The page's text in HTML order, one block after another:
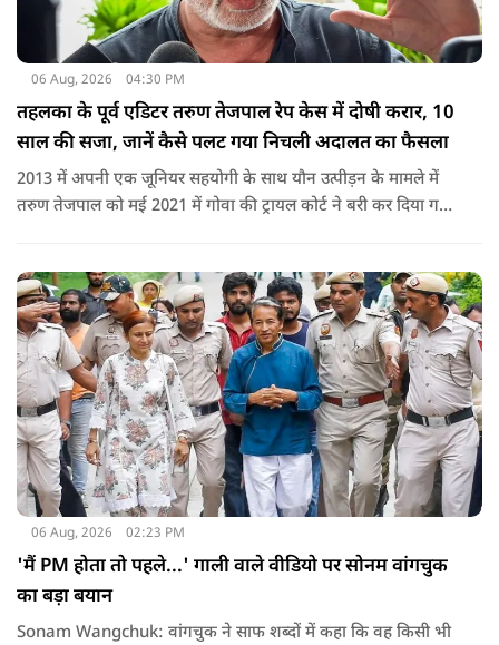
06 Aug, 2026 04:30 PM
तहलका के पूर्व एडिटर तरुण तेजपाल रेप केस में दोषी करार, 10
साल की सजा, जानें कैसे पलट गया निचली अदालत का फैसला
2013 में अपनी एक जूनियर सहयोगी के साथ यौन उत्पीड़न के मामले में
तरुण तेजपाल को मई 2021 में गोवा की ट्रायल कोर्ट ने बरी कर दिया गया
06 Aug, 2026 02:23 PM
'मैं PM होता तो पहले...' गाली वाले वीडियो पर सोनम वांगचुक
का बड़ा बयान
Sonam Wangchuk: वांगचुक ने साफ शब्दों में कहा कि वह किसी भी